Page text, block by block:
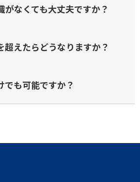
がなくても大丈夫ですか？
超えたらどうなりますか？
でも可能ですか？